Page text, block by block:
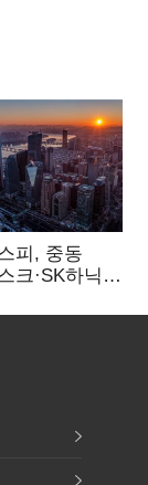
피, 중동
크·SK하닉
음